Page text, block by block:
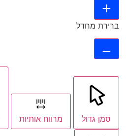
ברירת מחדל
סמן גדול מרווח אותיות